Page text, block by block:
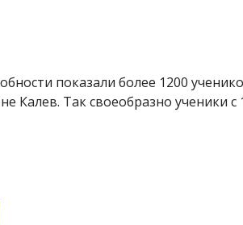
показали более 1200
Калев. Так своеобразно ученики с